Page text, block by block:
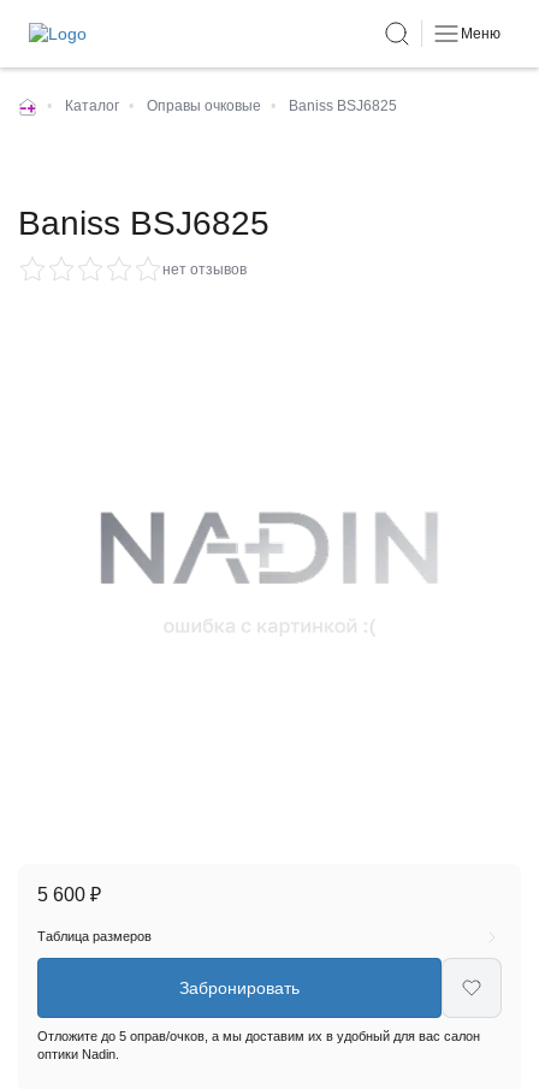
Меню
• Каталог • Оправы очковые • Baniss BSJ6825
Baniss BSJ6825
нет отзывов
5 600 ₽
Таблица размеров
Забронировать
Отложите до 5 оправ/очков, а мы доставим их в удобный для вас салон
оптики Nadin.